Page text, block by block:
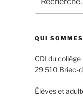
pour
:
QUI
CDI du
29 510 Briec-
Élèves et